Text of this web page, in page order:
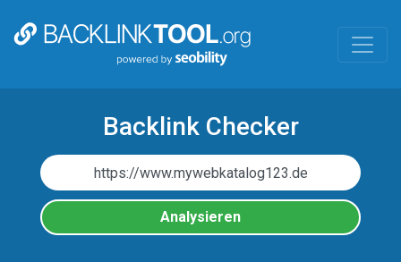
to
main
Backlink Checker
Analysieren